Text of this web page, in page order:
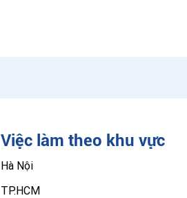
Việc làm theo khu vực
Hà Nội
TP.HCM